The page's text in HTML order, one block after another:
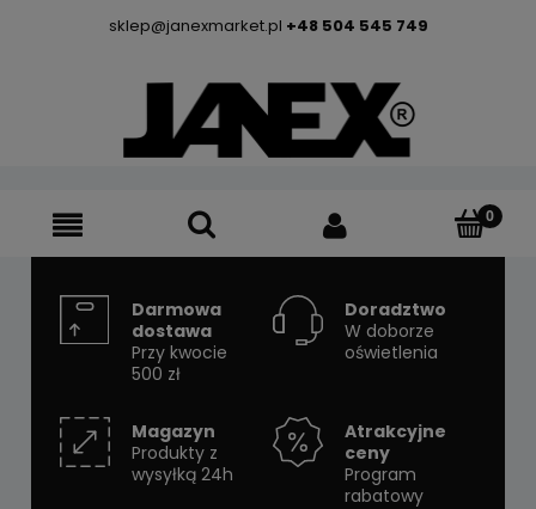
sklep@janexmarket.pl +48 504 545 749
Darmowa
dostawa
Przy kwocie
500 zł
Doradztwo
W doborze
oświetlenia
Magazyn
Produkty z
wysyłką 24h
Atrakcyjne
ceny
Program
rabatowy